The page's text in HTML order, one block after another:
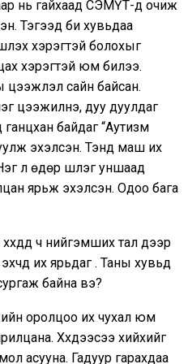
нь гайхаад СЭМҮТ-д очиж
Тэгээд би хувьдаа
хэрэгтэй болохыг
хэрэгтэй юм билээ.
цээжлэл сайн байсан.
цээжилнэ, дуу дуулдаг
байдаг “Аутизм
эхэлсэн. Тэнд маш их
л өдөр шүлэг уншаад
ярьж эхэлсэн. Одоо бага
ч нийгэмших тал дээр
их ярьдаг . Таны хувьд
байна вэ?
оролцоо их чухал юм
Хүүхдээсээ хийхийг
асууна. Гадуур гарахдаа